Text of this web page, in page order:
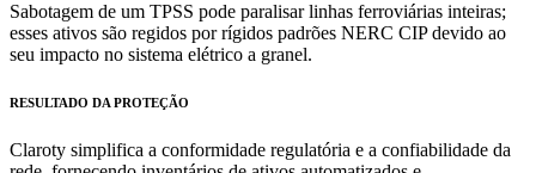
Sabotagem de um TPSS pode paralisar linhas ferroviárias inteiras;
esses ativos são regidos por rígidos padrões NERC CIP devido ao
seu impacto no sistema elétrico a granel.
RESULTADO DA PROTEÇÃO
Claroty simplifica a conformidade regulatória e a confiabilidade da